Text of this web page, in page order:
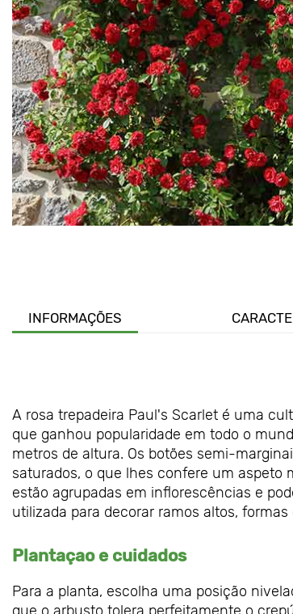
INFORMAÇÕES
A rosa trepadeira Paul's Scarlet é uma
que ganhou popularidade em todo o
metros de altura. Os botões semi-
saturados, o que lhes confere um aspeto
estão agrupadas em inflorescências e
utilizada para decorar ramos altos,
Plantaçao e cuidados
Para a planta, escolha uma posição